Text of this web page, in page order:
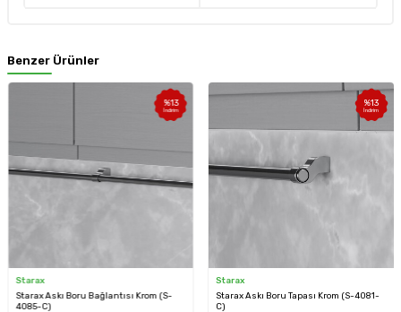
Benzer Ürünler
%13
İndirim
Starax
Starax Askı Boru Bağlantısı Krom (S-
4085-C)
%13
İndirim
Starax
Starax Askı Boru Tapası Krom (S-4081-
C)